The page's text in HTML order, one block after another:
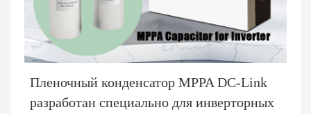
Пленочный конденсатор MPPA DC-Link
разработан специально для инверторных